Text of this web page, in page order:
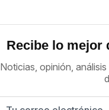
Recibe lo mejor
Noticias, opinión,